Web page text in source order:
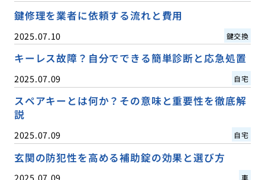
鍵修理を業者に依頼する流れと費用
2025.07.10 鍵交換
キーレス故障？自分でできる簡単診断と応急処置
2025.07.09 自宅
スペアキーとは何か？その意味と重要性を徹底解
説
2025.07.09 自宅
玄関の防犯性を高める補助錠の効果と選び方
2025.07.09 車